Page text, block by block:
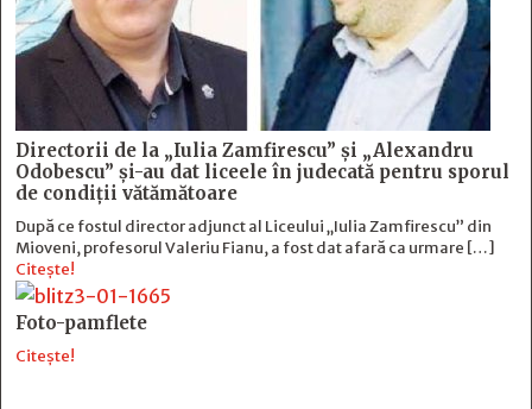
Directorii de la „Iulia Zamfirescu” și „Alexandru
Odobescu” și-au dat liceele în judecată pentru sporul
de condiții vătămătoare
După ce fostul director adjunct al Liceului „Iulia Zamfirescu” din
Mioveni, profesorul Valeriu Fianu, a fost dat afară ca urmare […]
Citește!
Foto-pamflete
Citește!